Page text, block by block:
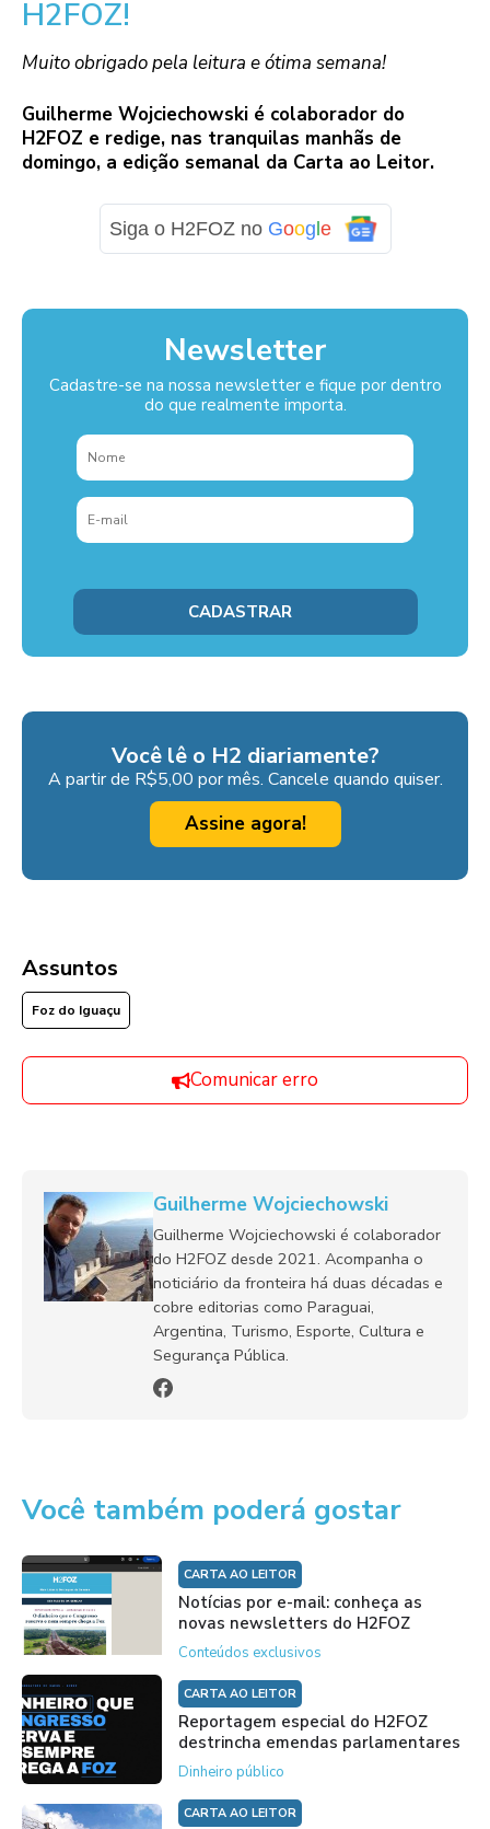
H2FOZ!
Muito obrigado pela leitura e ótima semana!
Guilherme Wojciechowski é colaborador do
H2FOZ e redige, nas tranquilas manhãs de
domingo, a edição semanal da Carta ao Leitor.
Siga o H2FOZ no Google
Newsletter
Cadastre-se na nossa newsletter e fique por dentro
do que realmente importa.
Você lê o H2 diariamente?
A partir de R$5,00 por mês. Cancele quando quiser.
Assine agora!
Assuntos
Foz do Iguaçu
Comunicar erro
Guilherme Wojciechowski
Guilherme Wojciechowski é colaborador
do H2FOZ desde 2021. Acompanha o
noticiário da fronteira há duas décadas e
cobre editorias como Paraguai,
Argentina, Turismo, Esporte, Cultura e
Segurança Pública.
Você também poderá gostar
CARTA AO LEITOR
Notícias por e-mail: conheça as
novas newsletters do H2FOZ
Conteúdos exclusivos
CARTA AO LEITOR
Reportagem especial do H2FOZ
destrincha emendas parlamentares
Dinheiro público
CARTA AO LEITOR